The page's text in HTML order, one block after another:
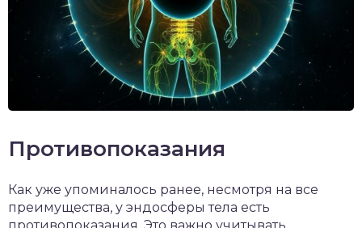
Противопоказания
Как уже упоминалось ранее, несмотря на все
преимущества, у эндосферы тела есть